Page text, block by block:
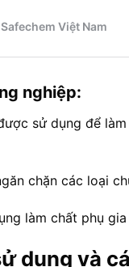
nghiệp:
sử dụng để
chặn các loại
làm chất phụ
dụng và